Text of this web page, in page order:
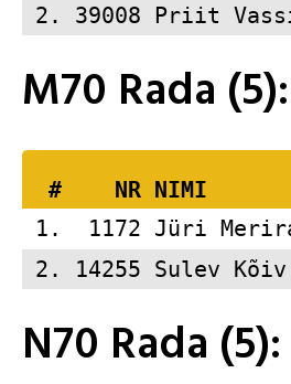
2. 39008 Priit
M70 Rada
  #    NR
NIMI
1.  1172 Jüri
2. 14255 Sulev
N70 Rada